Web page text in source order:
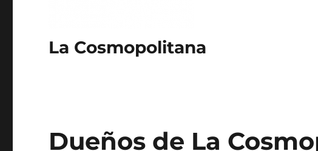
La Cosmopolitana
Dueños de La